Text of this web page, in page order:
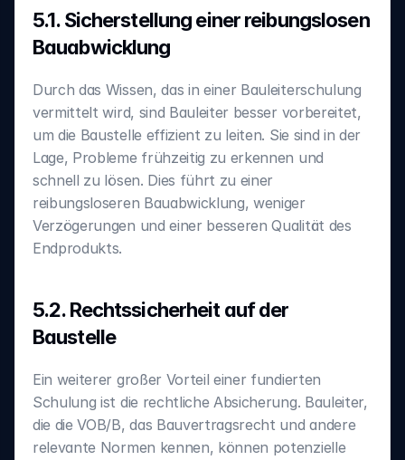
5.1. Sicherstellung einer reibungslosen
Bauabwicklung
‍Durch das Wissen, das in einer Bauleiterschulung
vermittelt wird, sind Bauleiter besser vorbereitet,
um die Baustelle effizient zu leiten. Sie sind in der
Lage, Probleme frühzeitig zu erkennen und
schnell zu lösen. Dies führt zu einer
reibungsloseren Bauabwicklung, weniger
Verzögerungen und einer besseren Qualität des
Endprodukts.
5.2. Rechtssicherheit auf der
Baustelle
‍Ein weiterer großer Vorteil einer fundierten
Schulung ist die rechtliche Absicherung. Bauleiter,
die die VOB/B, das Bauvertragsrecht und andere
relevante Normen kennen, können potenzielle